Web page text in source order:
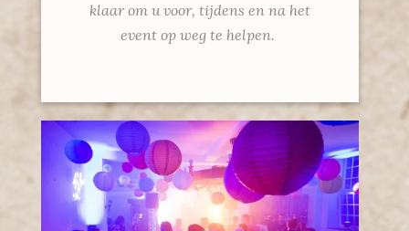
klaar om u voor, tijdens en na het
event op weg te helpen.